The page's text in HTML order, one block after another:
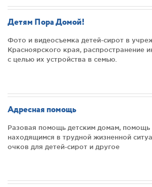
Детям Пора Домой!
Фото и видеосъемка детей-сирот в
Красноярского края, распространение
с целью их устройства в семью.
Адресная помощь
Разовая помощь детским домам, помощь
находящимся в трудной жизненной
очков для детей-сирот и другое